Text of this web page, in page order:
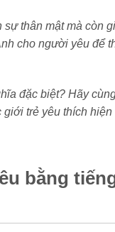
thân mật mà còn
cho người yêu để
đặc biệt? Hãy
trẻ yêu thích hiện
bằng